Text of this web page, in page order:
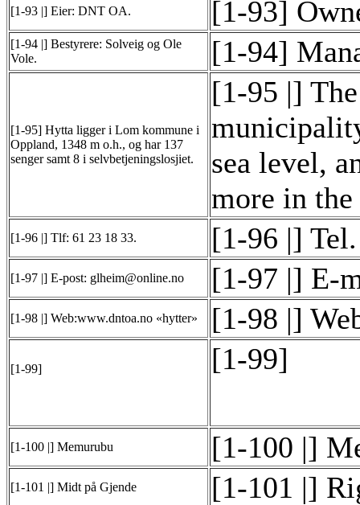
[1-93 |] Eier: DNT OA. [1-93]
[1-94 |] Bestyrere: Solveig og Ole
Vole.
[1-94]
[1-95] Hytta ligger i Lom kommune i
Oppland, 1348 m o.h., og har 137
senger samt 8 i selvbetjeningslosjiet.
[1-95 |]
sea level,
more in
[1-96 |] Tlf: 61 23 18 33. [1-96 |]
[1-97 |] E-post: glheim@online.no [1-97 |] E-
[1-98 |] Web:www.dntoa.no «hytter» [1-98 |]
[1-99] [1-99]
[1-100 |] Memurubu [1-100 |]
[1-101 |] Midt på Gjende [1-101 |]